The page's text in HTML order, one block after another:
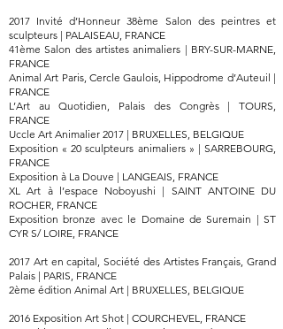
2017 Invité d’Honneur 38ème Salon des peintres et
sculpteurs | PALAISEAU, FRANCE
41ème Salon des artistes animaliers | BRY-SUR-MARNE,
FRANCE
Animal Art Paris, Cercle Gaulois, Hippodrome d’Auteuil |
FRANCE
L’Art au Quotidien, Palais des Congrès | TOURS,
FRANCE
Uccle Art Animalier 2017 | BRUXELLES, BELGIQUE
Exposition « 20 sculpteurs animaliers » | SARREBOURG,
FRANCE
Exposition à La Douve | LANGEAIS, FRANCE
XL Art à l’espace Noboyushi | SAINT ANTOINE DU
ROCHER, FRANCE
Exposition bronze avec le Domaine de Suremain | ST
CYR S/ LOIRE, FRANCE
2017 Art en capital, Société des Artistes Français, Grand
Palais | PARIS, FRANCE
2ème édition Animal Art | BRUXELLES, BELGIQUE
2016 Exposition Art Shot | COURCHEVEL, FRANCE